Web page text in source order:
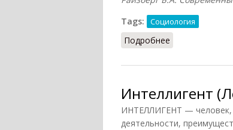
Tags:
Социология
Подробнее
Интеллигент
ИНТЕЛЛИГЕНТ — человек,
деятельности,